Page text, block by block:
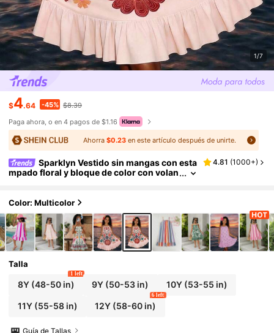
1/7
$4.64 -45% $8.39
Paga ahora, o en 4 pagos de $1.16
Ahorra $0.23en este artículo después de unirte.
Sparklyn Vestido sin mangas con esta
mpado floral y bloque de color con volan
iones
4.81 (1000+)
Color: Multicolor
Talla
8Y(48-50 in)
1 left
9Y (50-53 in) 10Y(53-55 in)
11Y(55-58 in) 12Y (58-60 in)
6 left
Guía de Tallas